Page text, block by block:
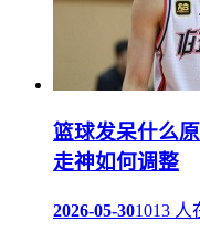
篮球发呆什么
走神如何调整
2026-05-301013 人